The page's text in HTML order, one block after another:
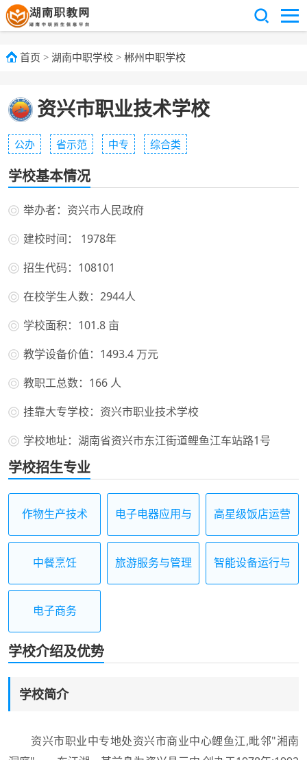
首页 > 湖南中职学校 > 郴州中职学校
资兴市职业技术学校
公办 省示范 中专 综合类
学校基本情况
举办者：资兴市人民政府
建校时间： 1978年
招生代码：108101
在校学生人数：2944人
学校面积：101.8 亩
教学设备价值：1493.4 万元
教职工总数：166 人
挂靠大专学校：资兴市职业技术学校
学校地址：湖南省资兴市东江街道鲤鱼江车站路1号
学校招生专业
作物生产技术
电子电器应用与
高星级饭店运营
中餐烹饪 旅游服务与管理
智能设备运行与
电子商务
学校介绍及优势
学校简介
资兴市职业中专地处资兴市商业中心鲤鱼江,毗邻"湘南